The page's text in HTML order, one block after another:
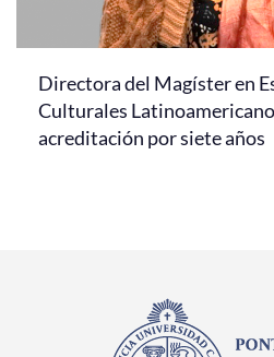
Directora del Magíster en
Culturales
acreditación por siete años